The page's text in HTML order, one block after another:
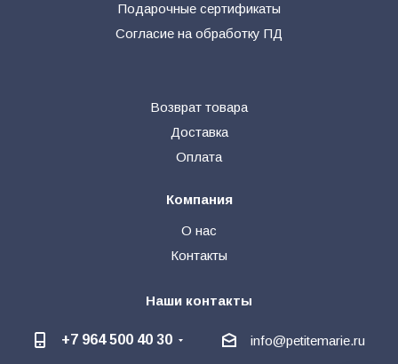
Подарочные сертификаты
Согласие на обработку ПД
Возврат товара
Доставка
Оплата
Компания
О нас
Контакты
Наши контакты
+7 964 500 40 30 info@petitemarie.ru